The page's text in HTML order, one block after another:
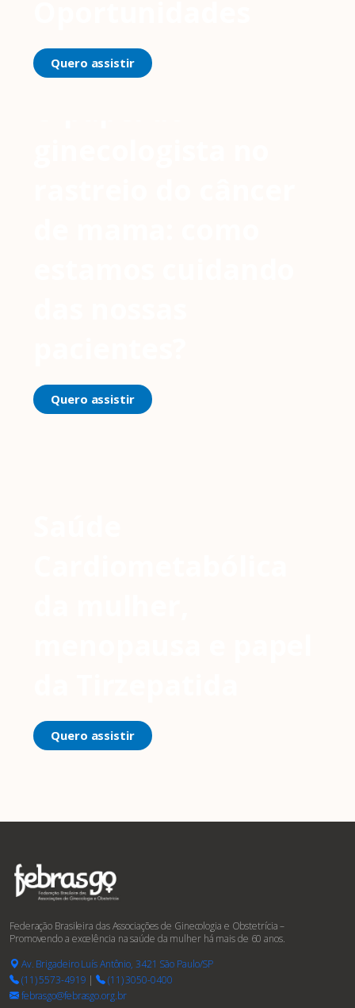
Quero assistir
Quero assistir
Quero assistir
Federação Brasileira das Associações de Ginecologia e Obstetrícia –
Promovendo a excelência na saúde da mulher há mais de 60 anos.
Av. Brigadeiro Luís Antônio, 3421 São Paulo/SP
(11) 5573-4919 |
(11) 3050-0400
febrasgo@febrasgo.org.br